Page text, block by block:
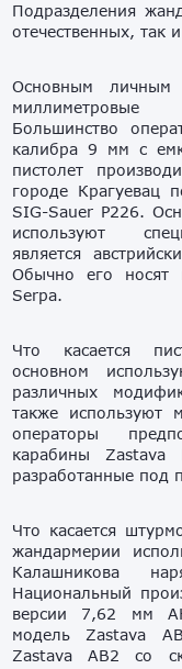
Подразделения
отечественных, так
Основным личным
миллиметровые
Большинство
калибра 9 мм с
пистолет
городе Крагуевац
SIG-Sauer P226.
используют
является
Обычно его носят
Serpa.
Что касается
основном
различных
также
операторы
карабины Zastava
разработанные под
Что касается
жандармерии
Калашникова
Национальный
версии 7,62 мм
модель Zastava
Zastava AB2 со